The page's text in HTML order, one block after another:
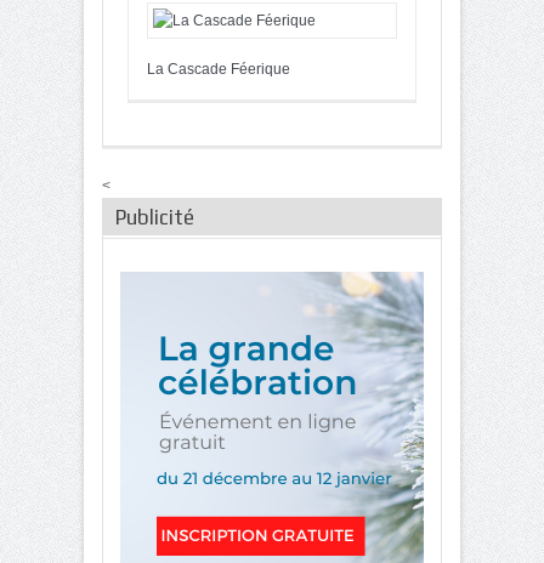
La Cascade Féerique
<
Publicité